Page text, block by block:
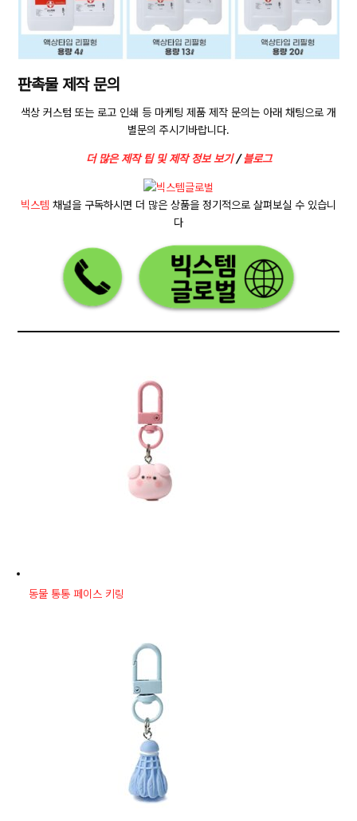
판촉물 제작 문의
색상 커스텀 또는 로고 인쇄 등 마케팅 제품 제작 문의는 아래 채팅으로 개
별문의 주시기바랍니다.
더 많은 제작 팁 및 제작 정보 보기/블로그
빅스템 채널을 구독하시면 더 많은 상품을 정기적으로 살펴보실 수 있습니
다
동물 통통 페이스 키링